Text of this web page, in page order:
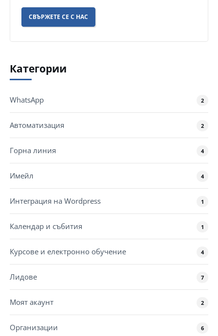
СВЪРЖЕТЕ СЕ С НАС
Категории
WhatsApp 2
Автоматизация 2
Горна линия 4
Имейл 4
Интеграция на Wordpress 1
Календар и събития 1
Курсове и електронно обучение 4
Лидове 7
Моят акаунт 2
Организации 6